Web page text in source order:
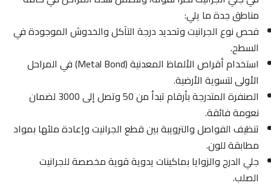
مناطق جدة ما يلي:
فحص نوع الجرانيت وتحديد درجة التآكل والخدوش الموجودة في
السطح.
استخدام أقراص الألماظ المعدنية (Metal Bond) في المراحل
الأولى لتسوية الأرضية.
الصنفرة المتدرجة بأرقام تبدأ من 50 وتصل إلى 3000 لضمان
نعومة فائقة.
تنظيف الفواصل والترويبة بين قطع الجرانيت وإعادة ملئها بمواد
مطابقة للون.
جلي الدرج والزوايا بماكينات يدوية قوية مخصصة للجرانيت
الصلب.